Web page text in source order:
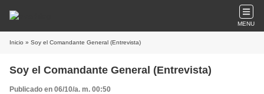
MENU
Inicio » Soy el Comandante General (Entrevista)
Soy el Comandante General (Entrevista)
Publicado en 06/10/a. m. 00:50